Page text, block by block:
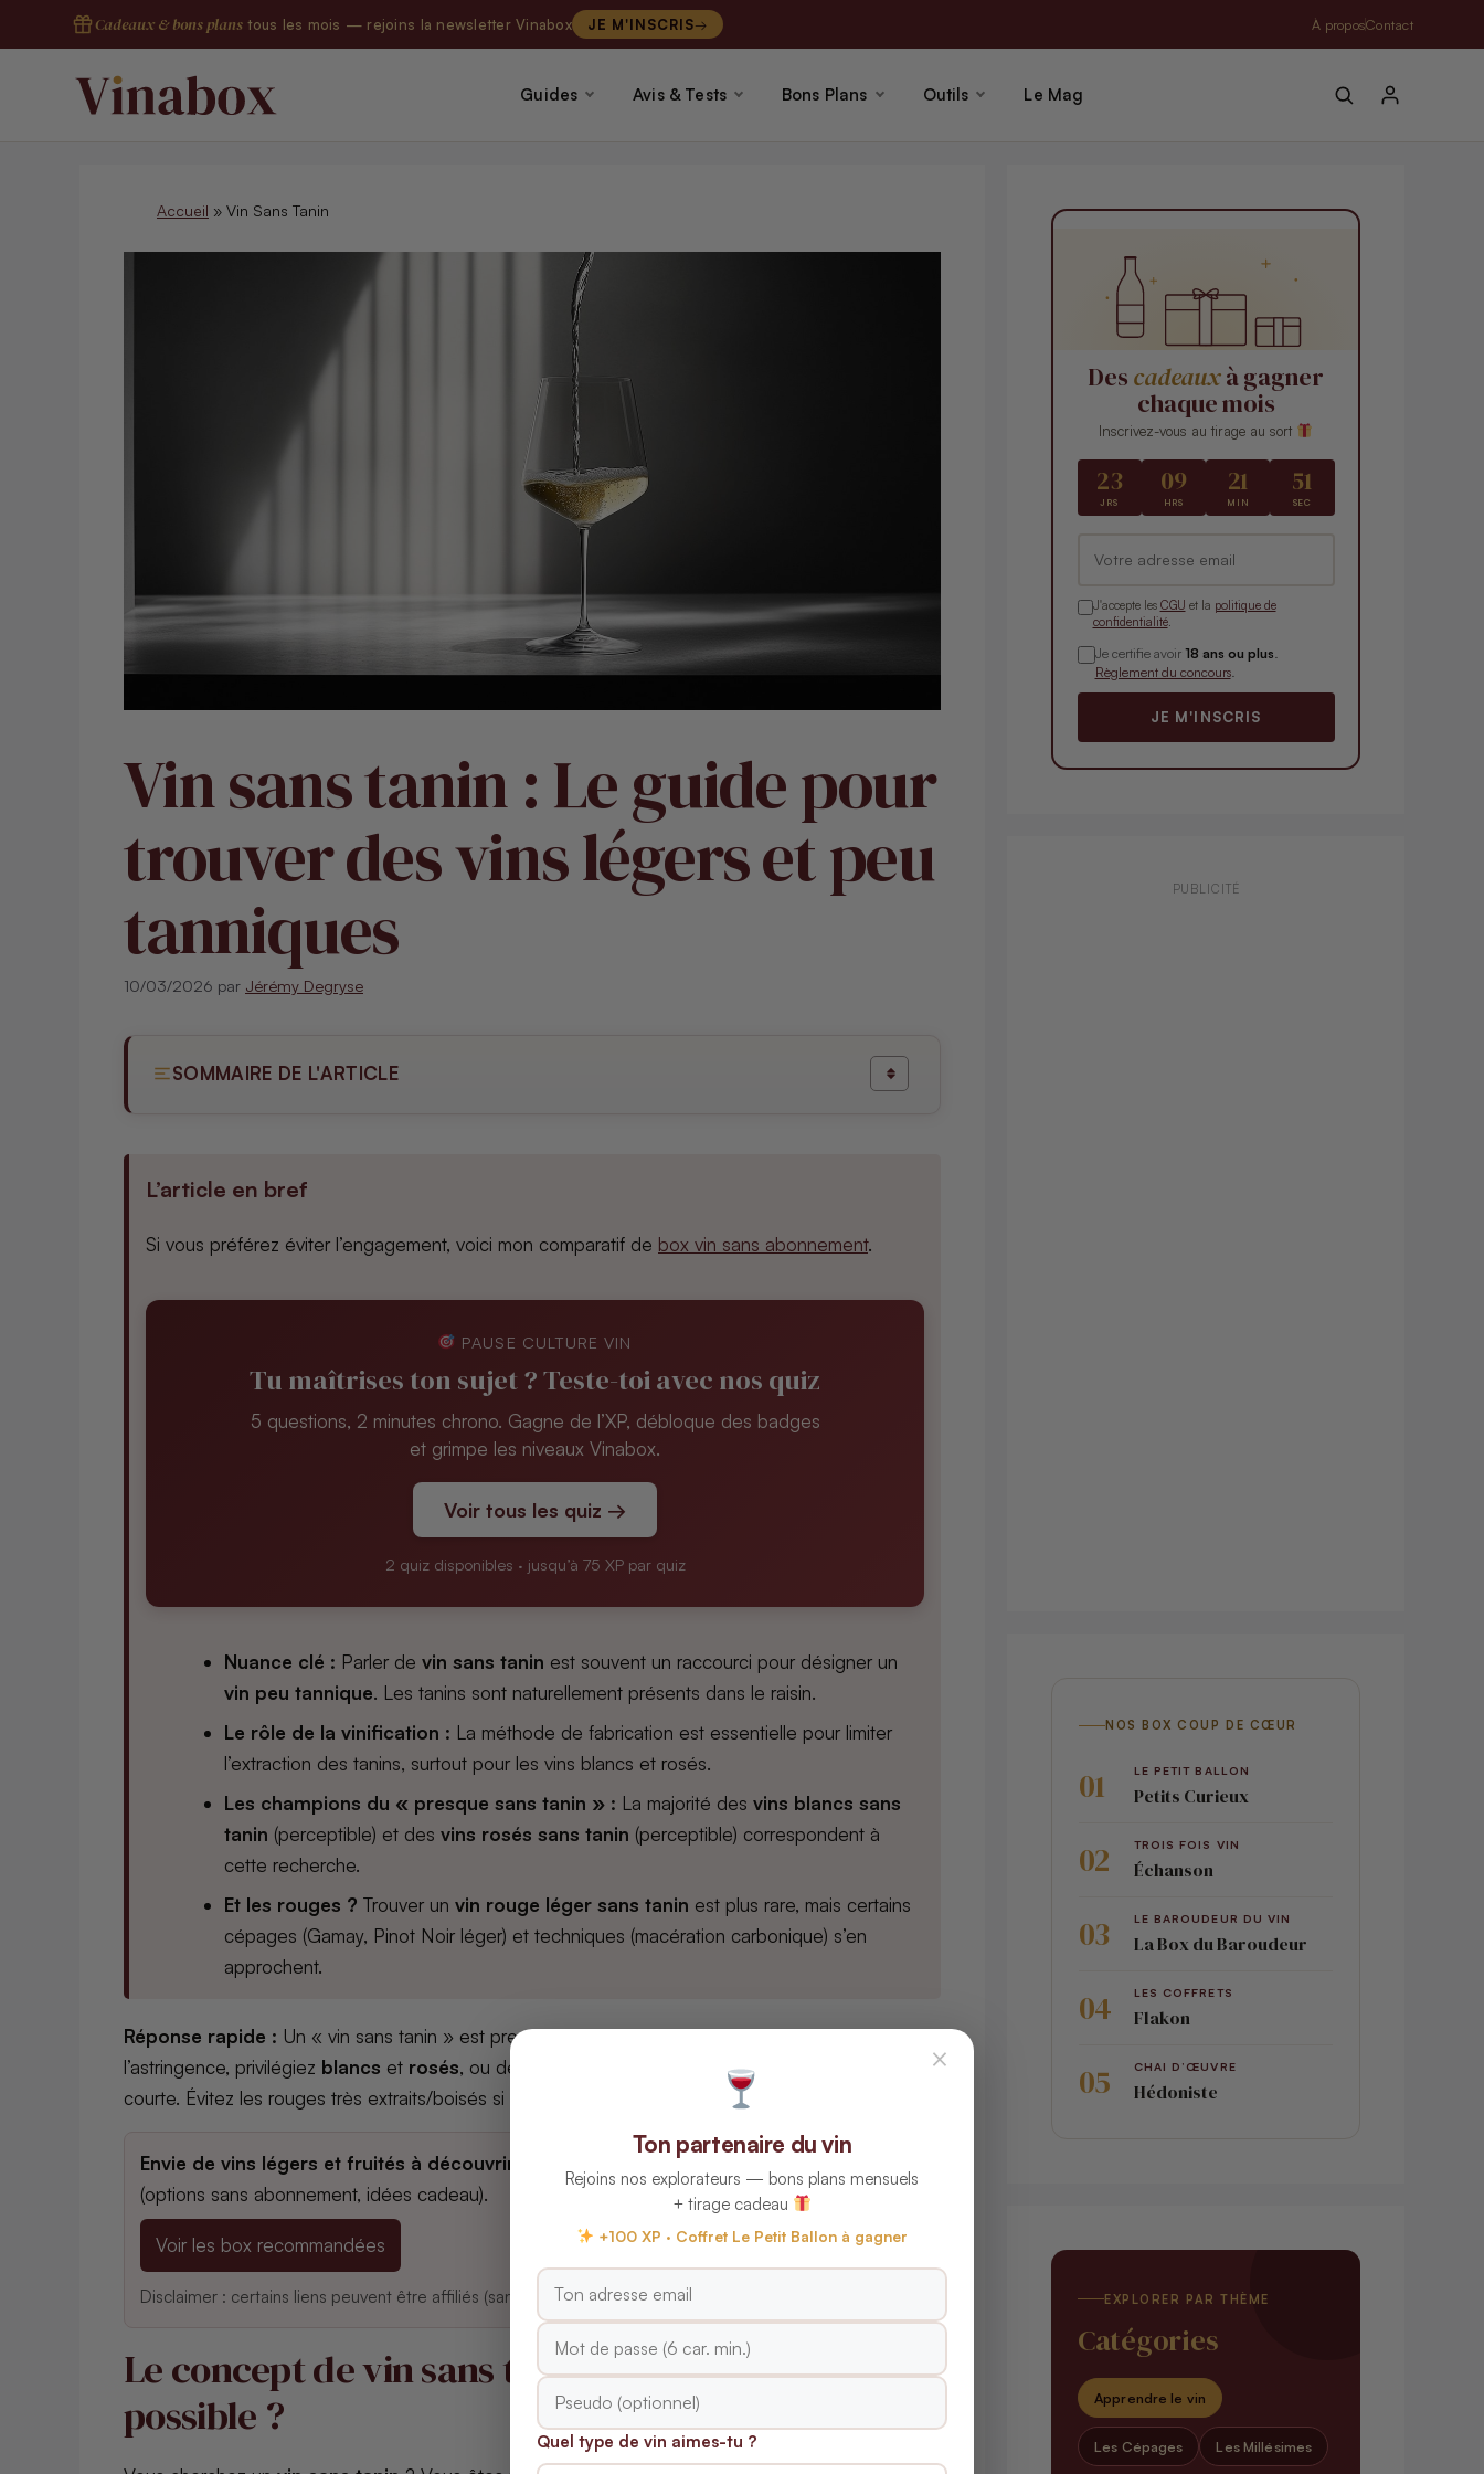
Cadeaux & bons plans tous les mois — rejoins la newsletter Vinabox JE M'INSCRIS À proposContact
Guides Avis & Tests Bons Plans Outils Le Mag
Accueil » Vin Sans Tanin
Vin sans tanin : Le guide pour
trouver des vins légers et peu
tanniques
10/03/2026 par Jérémy Degryse
SOMMAIRE DE L'ARTICLE
L’article en bref
Si vous préférez éviter l’engagement, voici mon comparatif de box vin sans abonnement.
PAUSE CULTURE VIN
Tu maîtrises ton sujet ? Teste-toi avec nos quiz
5 questions, 2 minutes chrono. Gagne de l’XP, débloque des badges
et grimpe les niveaux Vinabox.
Voir tous les quiz →
2 quiz disponibles · jusqu’à 75 XP par quiz
Nuance clé : Parler de vin sans tanin est souvent un raccourci pour désigner un
vin peu tannique. Les tanins sont naturellement présents dans le raisin.
Le rôle de la vinification : La méthode de fabrication est essentielle pour limiter
l’extraction des tanins, surtout pour les vins blancs et rosés.
Les champions du « presque sans tanin » : La majorité des vins blancs sans
tanin (perceptible) et des vins rosés sans tanin (perceptible) correspondent à
cette recherche.
Et les rouges ? Trouver un vin rouge léger sans tanin est plus rare, mais certains
cépages (Gamay, Pinot Noir léger) et techniques (macération carbonique) s’en
approchent.
Réponse rapide : Un « vin sans tanin » est presque toujours unvin peu tannique. Pour éviter
l’astringence, privilégiez blancs et rosés, ou des
(Gamay, Pinot Noir) à macération
courte. Évitez les rouges très extraits/boisés si vous êtes sensible.
Envie de vins légers et fruités à découvrir ? Jetez un œil à notre sélection de
(options sans abonnement, idées cadeau).
Voir les box recommandées
Disclaimer : certains liens peuvent être affiliés (sans surcoût pour vous).
Le concept de vin sans tanin : est-ce vraiment
possible ?
Des cadeauxà gagner
chaque mois
Inscrivez-vous au tirage au sort
23
JRS
09
HRS
21
MIN
50
SEC
J'accepte les CGU et la politique de
confidentialité.
Je certifie avoir 18 ans ou plus
Règlement du concours.
JE M'INSCRIS
PUBLICITÉ
NOS BOX COUP DE CŒUR
LE PETIT BALLON
Petits Curieux
TROIS FOIS VIN
Échanson
LE BAROUDEUR DU VIN
La Box du Baroudeur
LES COFFRETS
Flakon
CHAI D’ŒUVRE
Hédoniste
EXPLORER PAR THÈME
Catégories
Apprendre le vin
Les Cépages Les Millésimes
×
Ton partenaire du vin
Rejoins nos explorateurs — bons plans mensuels
+ tirage cadeau
+100 XP · Coffret Le Petit Ballon à gagner
Quel type de vin aimes-tu ?